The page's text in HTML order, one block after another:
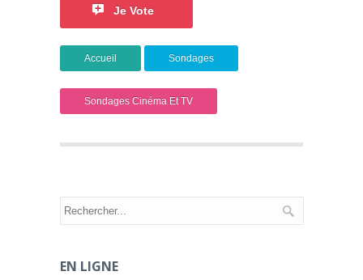
Je Vote
Accueil Sondages
Sondages Cinéma Et TV
EN LIGNE